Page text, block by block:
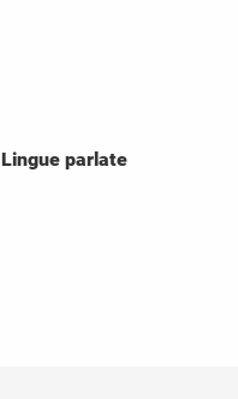
Lingue parlate
Lingue parlate